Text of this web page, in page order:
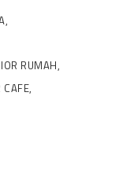
RUMAH
CAFE